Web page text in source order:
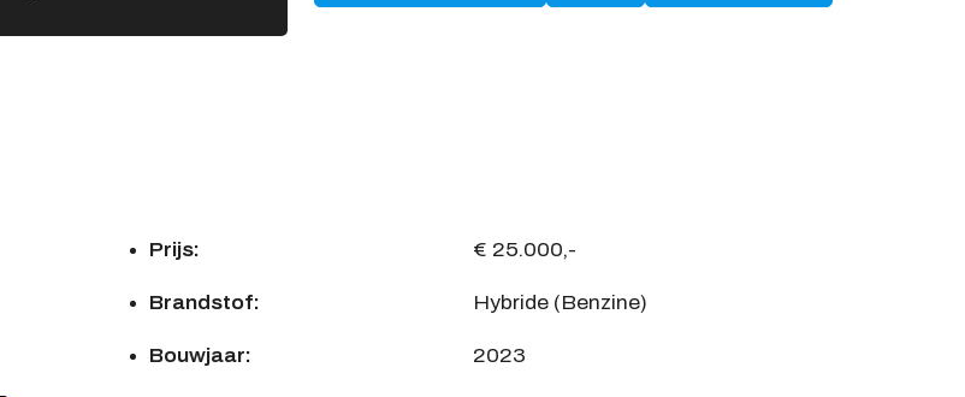
Prijs: € 25.000,-
Brandstof: Hybride (Benzine)
Bouwjaar: 2023